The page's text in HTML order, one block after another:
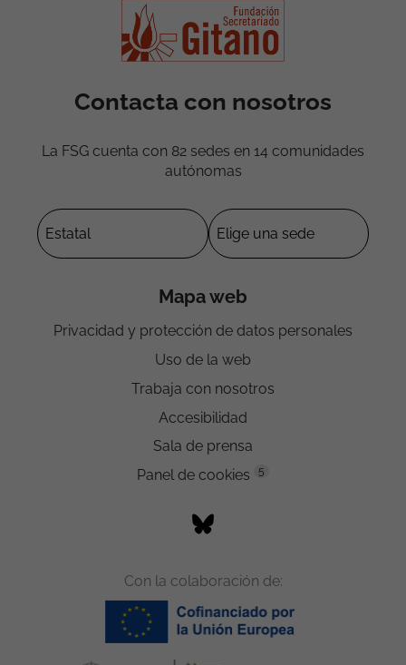
Contacta con nosotros
La FSG cuenta con 82 sedes en 14 comunidades
autónomas
Mapa web
Privacidad y protección de datos personales
Uso de la web
Trabaja con nosotros
Accesibilidad
Sala de prensa
Panel de cookies
5
Con la colaboración de: